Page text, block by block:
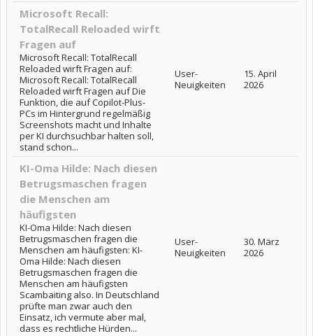
Microsoft Recall:
TotalRecall Reloaded wirft
Fragen auf
Microsoft Recall: TotalRecall
Reloaded wirft Fragen auf:
Microsoft Recall: TotalRecall
Reloaded wirft Fragen auf Die
Funktion, die auf Copilot-Plus-
PCs im Hintergrund regelmäßig
Screenshots macht und Inhalte
per KI durchsuchbar halten soll,
stand schon...
User-
Neuigkeiten
15. April
2026
KI-Oma Hilde: Nach diesen
Betrugsmaschen fragen
die Menschen am
häufigsten
KI-Oma Hilde: Nach diesen
Betrugsmaschen fragen die
Menschen am häufigsten: KI-
Oma Hilde: Nach diesen
Betrugsmaschen fragen die
Menschen am häufigsten
Scambaiting also. In Deutschland
prüfte man zwar auch den
Einsatz, ich vermute aber mal,
dass es rechtliche Hürden...
User-
Neuigkeiten
30. März
2026